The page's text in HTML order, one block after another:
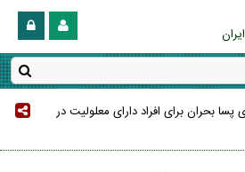
بحران برای افراد دارای معلولیت در